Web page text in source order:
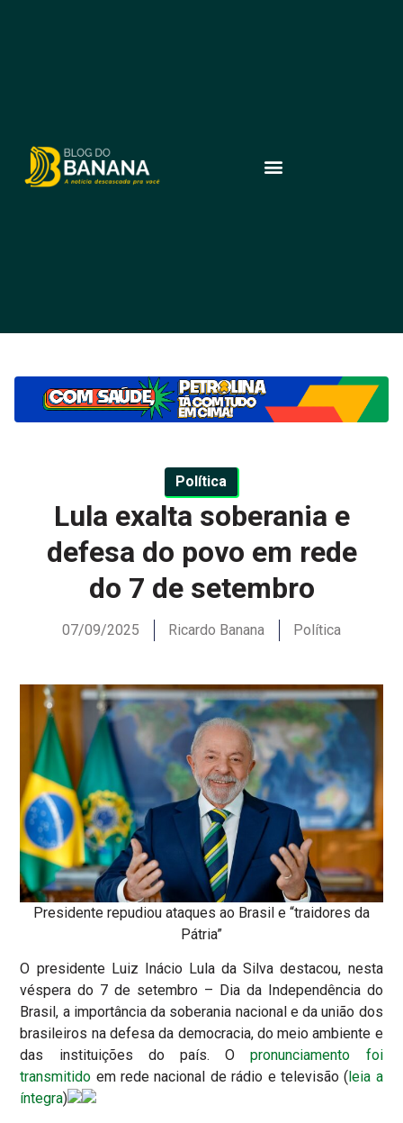
Política
Lula exalta soberania e
defesa do povo em rede
do 7 de setembro
07/09/2025 Ricardo Banana Política
Presidente repudiou ataques ao Brasil e “traidores da
Pátria”
O presidente Luiz Inácio Lula da Silva destacou, nesta
véspera do 7 de setembro – Dia da Independência do
Brasil, a importância da soberania nacional e da união dos
brasileiros na defesa da democracia, do meio ambiente e
das instituições do país. Opronunciamento foi
transmitido em rede nacional de rádio e televisão (leia a
íntegra)